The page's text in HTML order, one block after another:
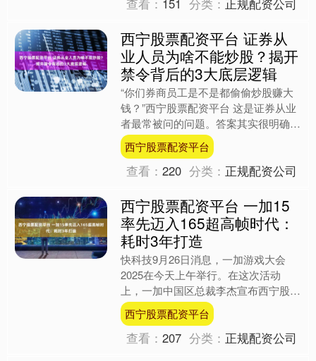
查看： 151 分类： 正规配资公司
西宁股票配资平台 证券从
业人员为啥不能炒股？揭开
禁令背后的3大底层逻辑
“你们券商员工是不是都偷偷炒股赚大
钱？”西宁股票配资平台 这是证券从业
者最常被问的问题。答案其实很明确：
不仅不能偷偷炒，根本就不许炒。
2025 年刚过半年，监....
西宁股票配资平台
查看：220 分类： 正规配资公司
西宁股票配资平台 一加15
率先迈入165超高帧时代：
耗时3年打造
快科技9月26日消息，一加游戏大会
2025在今天上午举行。在这次活动
上，一加中国区总裁李杰宣布西宁股票
配资平台，一加引领行业率先进入165
超高帧时代。 据悉，去....
西宁股票配资平台
查看：207 分类： 正规配资公司